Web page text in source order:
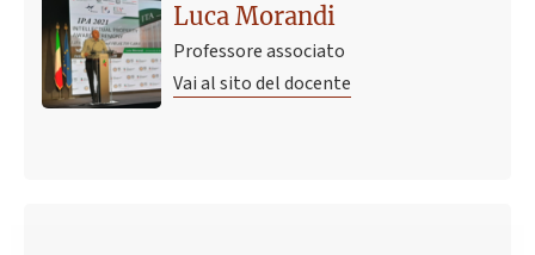
Luca Morandi
Professore associato
Vai al sito del docente